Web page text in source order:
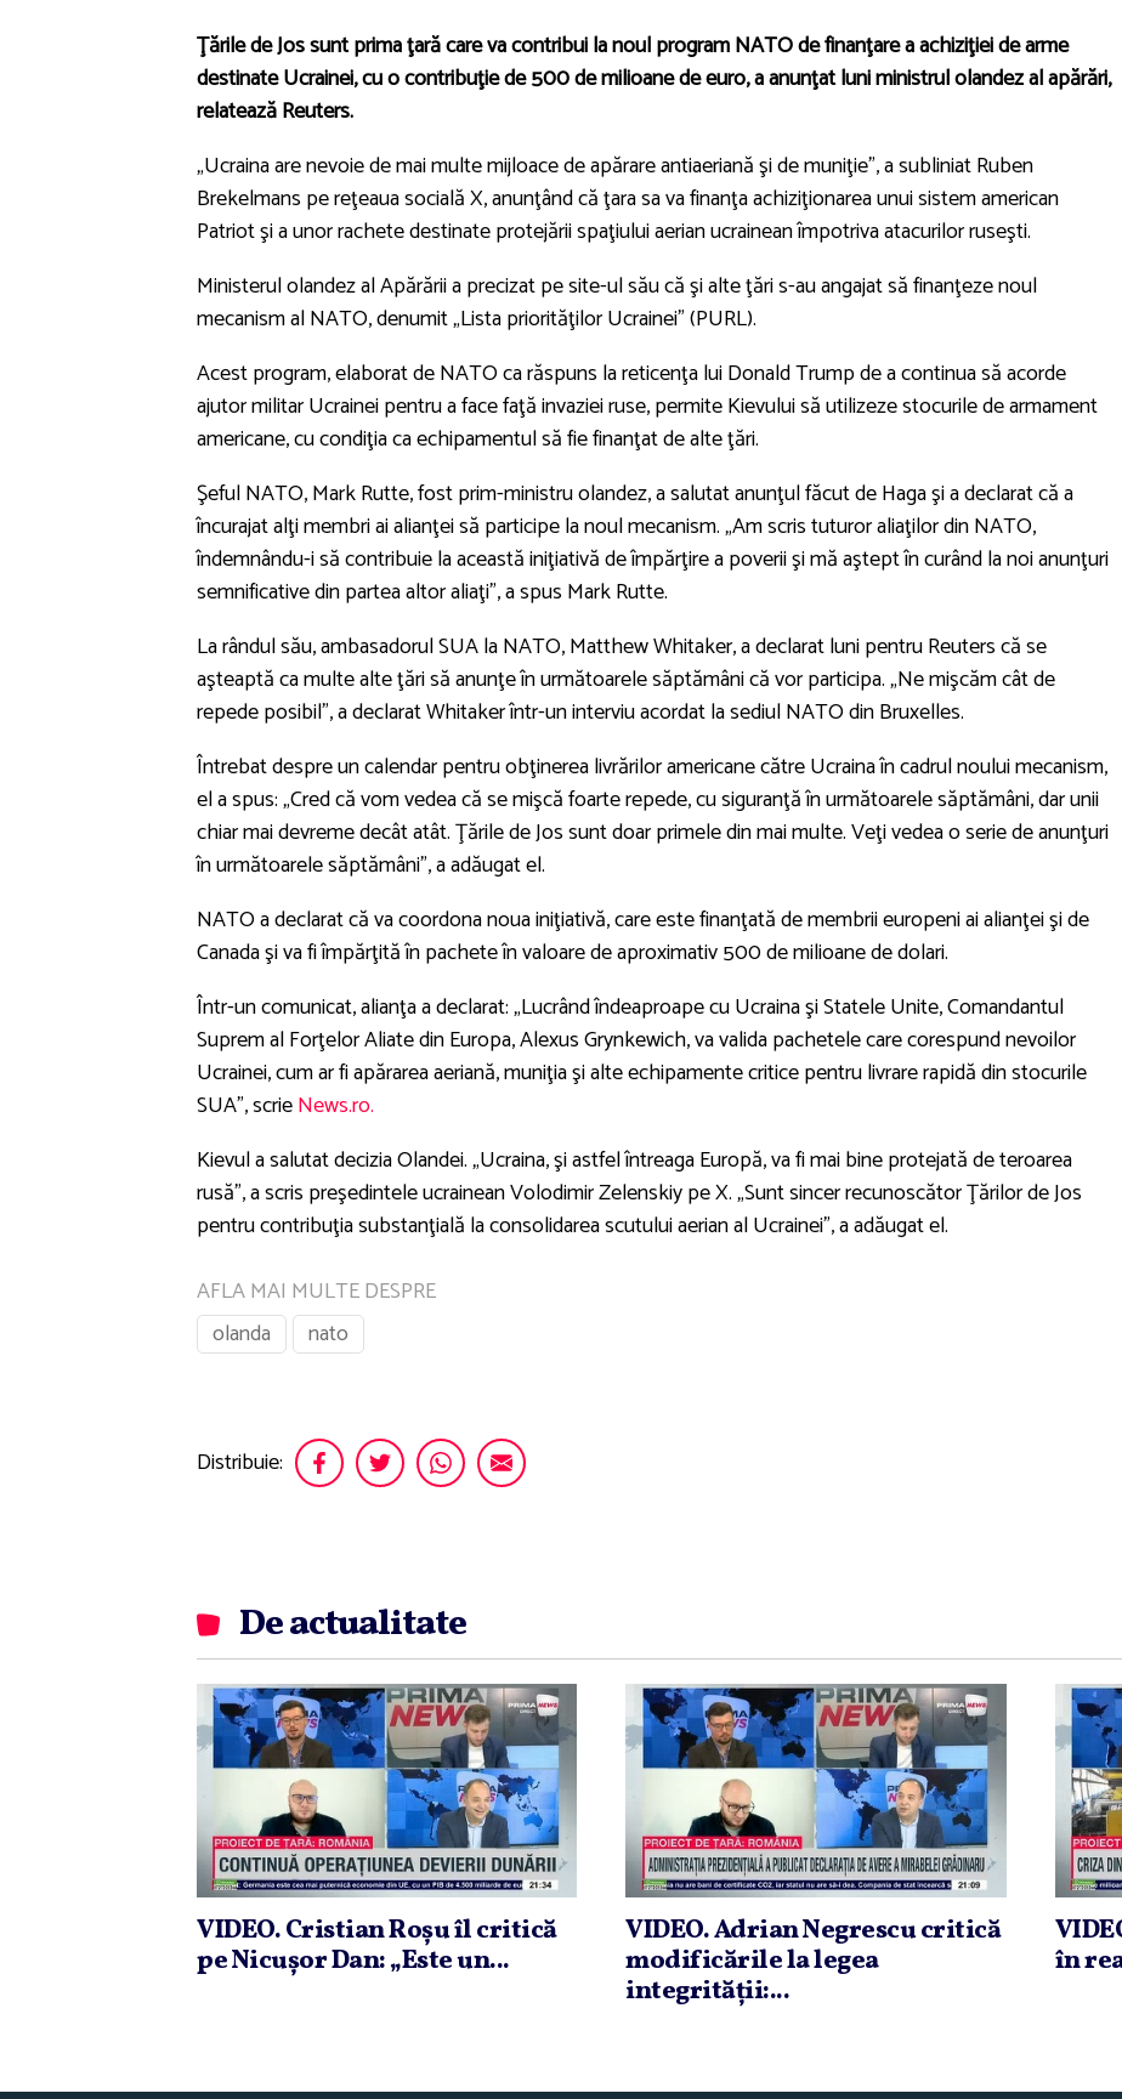
Ţările de Jos sunt prima ţară care va contribui la noul program NATO de finanţare a achiziţiei de arme
destinate Ucrainei, cu o contribuţie de 500 de milioane de euro, a anunţat luni ministrul olandez al apărări,
relatează Reuters.
„Ucraina are nevoie de mai multe mijloace de apărare antiaeriană şi de muniţie”, a subliniat Ruben
Brekelmans pe reţeaua socială X, anunţând că ţara sa va finanţa achiziţionarea unui sistem american
Patriot şi a unor rachete destinate protejării spaţiului aerian ucrainean împotriva atacurilor ruseşti.
Ministerul olandez al Apărării a precizat pe site-ul său că şi alte ţări s-au angajat să finanţeze noul
mecanism al NATO, denumit „Lista priorităţilor Ucrainei” (PURL).
Acest program, elaborat de NATO ca răspuns la reticenţa lui Donald Trump de a continua să acorde
ajutor militar Ucrainei pentru a face faţă invaziei ruse, permite Kievului să utilizeze stocurile de armament
americane, cu condiţia ca echipamentul să fie finanţat de alte ţări.
Şeful NATO, Mark Rutte, fost prim-ministru olandez, a salutat anunţul făcut de Haga şi a declarat că a
încurajat alţi membri ai alianţei să participe la noul mecanism. „Am scris tuturor aliaţilor din NATO,
îndemnându-i să contribuie la această iniţiativă de împărţire a poverii şi mă aştept în curând la noi anunţuri
semnificative din partea altor aliaţi”, a spus Mark Rutte.
La rândul său, ambasadorul SUA la NATO, Matthew Whitaker, a declarat luni pentru Reuters că se
aşteaptă ca multe alte ţări să anunţe în următoarele săptămâni că vor participa. „Ne mişcăm cât de
repede posibil”, a declarat Whitaker într-un interviu acordat la sediul NATO din Bruxelles.
Întrebat despre un calendar pentru obţinerea livrărilor americane către Ucraina în cadrul noului mecanism,
el a spus: „Cred că vom vedea că se mişcă foarte repede, cu siguranţă în următoarele săptămâni, dar unii
chiar mai devreme decât atât. Ţările de Jos sunt doar primele din mai multe. Veţi vedea o serie de anunţuri
în următoarele săptămâni", a adăugat el.
NATO a declarat că va coordona noua iniţiativă, care este finanţată de membrii europeni ai alianţei şi de
Canada şi va fi împărţită în pachete în valoare de aproximativ 500 de milioane de dolari.
Într-un comunicat, alianţa a declarat: „Lucrând îndeaproape cu Ucraina şi Statele Unite, Comandantul
Suprem al Forţelor Aliate din Europa, Alexus Grynkewich, va valida pachetele care corespund nevoilor
Ucrainei, cum ar fi apărarea aeriană, muniţia şi alte echipamente critice pentru livrare rapidă din stocurile
SUA”, scrieNews.ro.
Kievul a salutat decizia Olandei. „Ucraina, şi astfel întreaga Europă, va fi mai bine protejată de teroarea
rusă”, a scris preşedintele ucrainean Volodimir Zelenskiy pe X. „Sunt sincer recunoscător Ţărilor de Jos
pentru contribuţia substanţială la consolidarea scutului aerian al Ucrainei”, a adăugat el.
AFLA MAI MULTE DESPRE
olanda
nato
Distribuie:
De actualitate
VIDEO. Cristian Roşu îl critică
pe Nicuşor Dan: „Este un...
VIDEO. Adrian Negrescu critică
modificările la legea
integrităţii:...
în